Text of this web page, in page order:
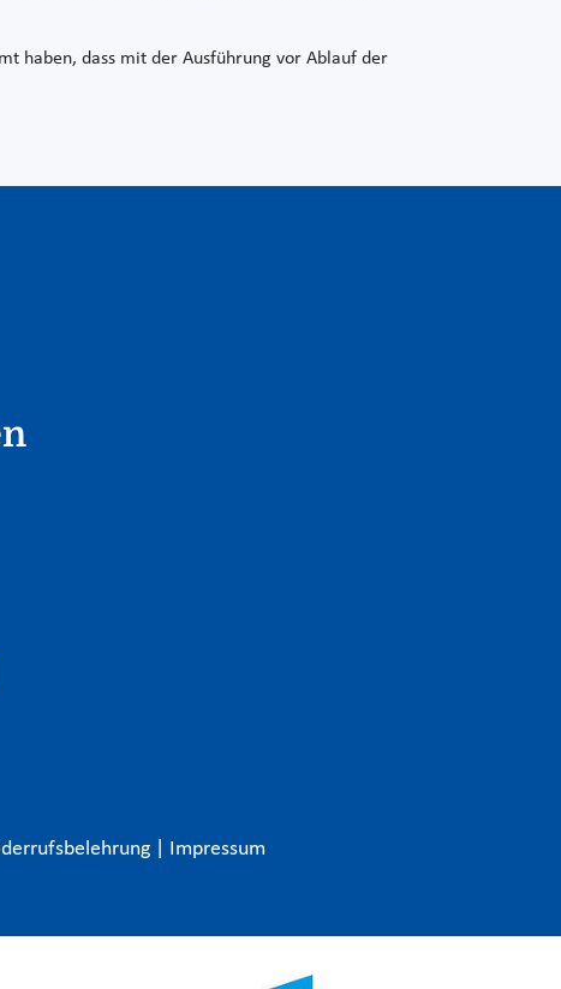
haben, dass mit der Ausführung vor Ablauf der
Impressum